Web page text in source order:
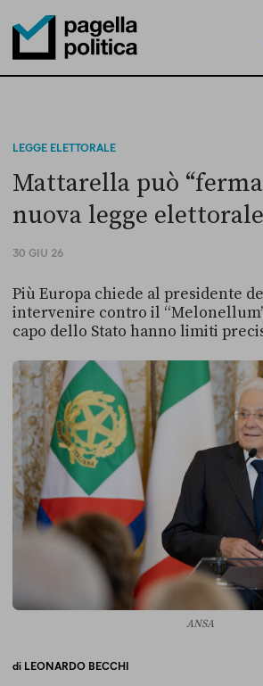
Pagella Politica Logo
LEGGE ELETTORALE
Mattarella può
nuova legge
30 GIU 26
Più Europa chiede al presidente
intervenire contro il
capo dello Stato hanno limiti
ANSA
di LEONARDO BECCHI